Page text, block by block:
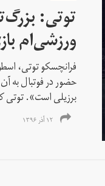
توتی:
ورزشی‌ام
فرانچسکو توتی،
حضور در فوتبال به
برزیلی است». توتی
۱۲ آذر ۱۳۹۶